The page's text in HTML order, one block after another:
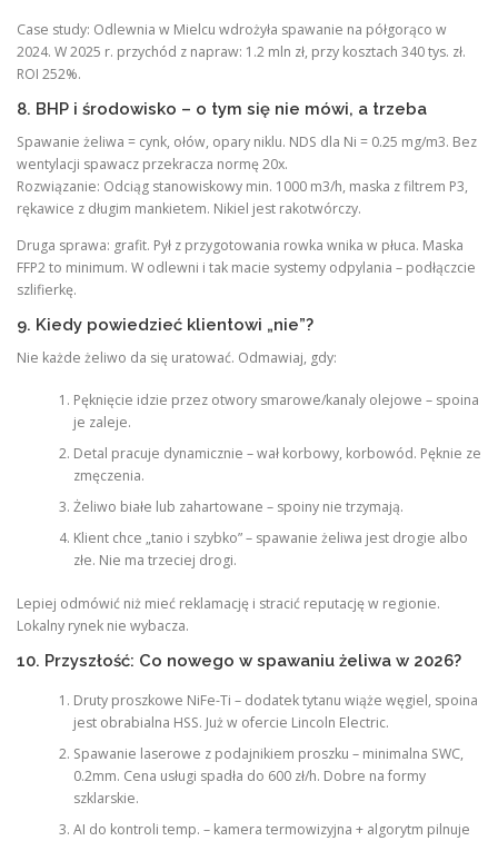
Case study: Odlewnia w Mielcu wdrożyła spawanie na półgorąco w
2024. W 2025 r. przychód z napraw: 1.2 mln zł, przy kosztach 340 tys. zł.
ROI 252%.
8. BHP i środowisko – o tym się nie mówi, a trzeba
Spawanie żeliwa = cynk, ołów, opary niklu. NDS dla Ni = 0.25 mg/m3. Bez
wentylacji spawacz przekracza normę 20x.
Rozwiązanie: Odciąg stanowiskowy min. 1000 m3/h, maska z filtrem P3,
rękawice z długim mankietem. Nikiel jest rakotwórczy.
Druga sprawa: grafit. Pył z przygotowania rowka wnika w płuca. Maska
FFP2 to minimum. W odlewni i tak macie systemy odpylania – podłączcie
szlifierkę.
9. Kiedy powiedzieć klientowi „nie”?
Nie każde żeliwo da się uratować. Odmawiaj, gdy:
Pęknięcie idzie przez otwory smarowe/kanaly olejowe – spoina
je zaleje.
Detal pracuje dynamicznie – wał korbowy, korbowód. Pęknie ze
zmęczenia.
Żeliwo białe lub zahartowane – spoiny nie trzymają.
Klient chce „tanio i szybko” – spawanie żeliwa jest drogie albo
złe. Nie ma trzeciej drogi.
Lepiej odmówić niż mieć reklamację i stracić reputację w regionie.
Lokalny rynek nie wybacza.
10. Przyszłość: Co nowego w spawaniu żeliwa w 2026?
Druty proszkowe NiFe-Ti – dodatek tytanu wiąże węgiel, spoina
jest obrabialna HSS. Już w ofercie Lincoln Electric.
Spawanie laserowe z podajnikiem proszku – minimalna SWC,
0.2mm. Cena usługi spadła do 600 zł/h. Dobre na formy
szklarskie.
AI do kontroli temp. – kamera termowizyjna + algorytm pilnuje